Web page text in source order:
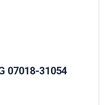
07018-31054